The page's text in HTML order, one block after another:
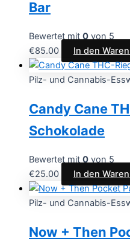
Bar
Bewertet mit 0 von 5
€85.00 In den
Pilz- und Cannabis-
Candy Cane
Schokolade
Bewertet mit 0 von 5
€25.00 In den
Pilz- und Cannabis-
Now + Then